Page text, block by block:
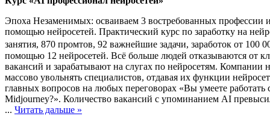
Эпоха Незаменимых: осваиваем 3 востребованных профессии
помощью нейросетей. Практический курс по заработку на
занятия, 870 промтов, 92 важнейшие задачи, заработок от 100
помощью 12 нейросетей. Всё больше людей отказываются от
вакансий и зарабатывают на слугах по нейросетям. Компании
массово увольнять специалистов, отдавая их функции
главных вопросов на любых переговорах «Вы умеете работать
Midjourney?». Количество вакансий с упоминанием AI
... Читать дальше »